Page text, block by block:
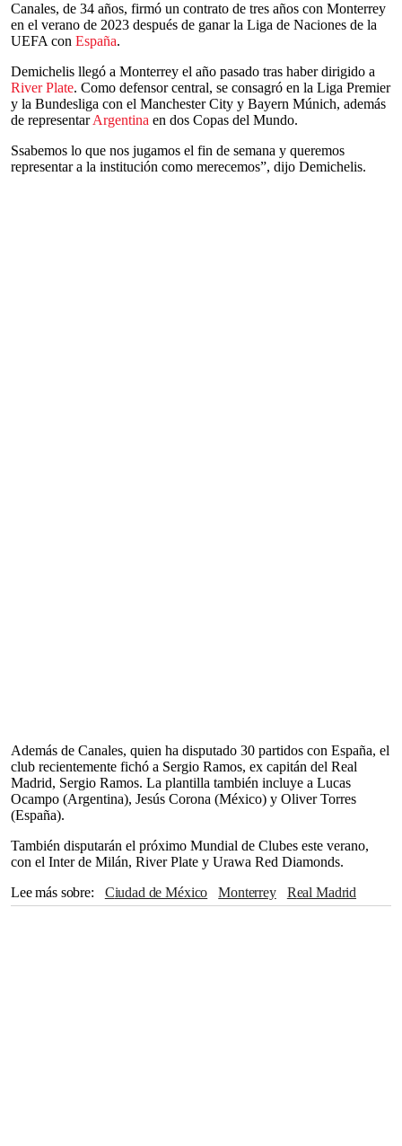
Canales, de 34 años, firmó un contrato de tres años con Monterrey
en el verano de 2023 después de ganar la Liga de Naciones de la
UEFA con España.
Demichelis llegó a Monterrey el año pasado tras haber dirigido a
River Plate. Como defensor central, se consagró en la Liga Premier
y la Bundesliga con el Manchester City y Bayern Múnich, además
de representarArgentina en dos Copas del Mundo.
Ssabemos lo que nos jugamos el fin de semana y queremos
representar a la institución como merecemos”, dijo Demichelis.
Además de Canales, quien ha disputado 30 partidos con España, el
club recientemente fichó a Sergio Ramos, ex capitán del Real
Madrid, Sergio Ramos. La plantilla también incluye a Lucas
Ocampo (Argentina), Jesús Corona (México) y Oliver Torres
(España).
También disputarán el próximo Mundial de Clubes este verano,
con el Inter de Milán, River Plate y Urawa Red Diamonds.
Lee más sobre
Ciudad de México Monterrey
Real Madrid